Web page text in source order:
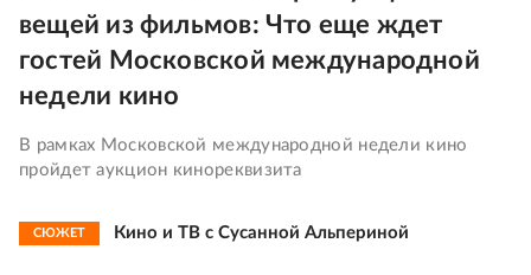
вещей из фильмов: Что еще ждет
гостей Московской международной
недели кино
В рамках Московской международной недели кино
пройдет аукцион кинореквизита
СЮЖЕТ Кино и ТВ с Сусанной Альпериной